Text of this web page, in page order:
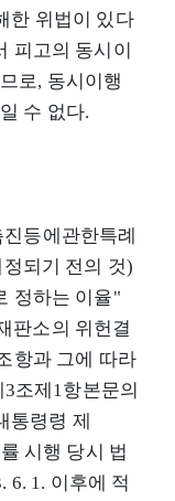
한 위법이 있다
피고의 동시이
로, 동시이행
수 없다.
등에관한특례
되기 전의 것)
정하는 이율"
판소의 위헌결
항과 그에 따라
조제1항본문의
통령령 제
시행 당시 법
6. 1. 이후에 적